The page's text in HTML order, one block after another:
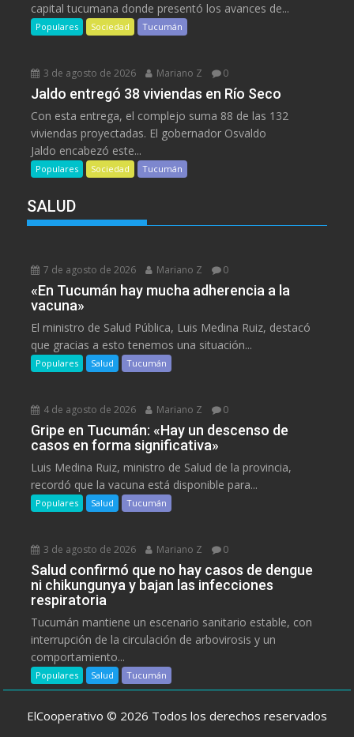
capital tucumana donde presentó los avances de...
Populares Sociedad Tucumán
3 de agosto de 2026 Mariano Z 0
Jaldo entregó 38 viviendas en Río Seco
Con esta entrega, el complejo suma 88 de las 132
viviendas proyectadas. El gobernador Osvaldo
Jaldo encabezó este...
Populares Sociedad Tucumán
SALUD
7 de agosto de 2026 Mariano Z 0
«En Tucumán hay mucha adherencia a la
vacuna»
El ministro de Salud Pública, Luis Medina Ruiz, destacó
que gracias a esto tenemos una situación...
Populares Salud Tucumán
4 de agosto de 2026 Mariano Z 0
Gripe en Tucumán: «Hay un descenso de
casos en forma significativa»
Luis Medina Ruiz, ministro de Salud de la provincia,
recordó que la vacuna está disponible para...
Populares Salud Tucumán
3 de agosto de 2026 Mariano Z 0
Salud confirmó que no hay casos de dengue
ni chikungunya y bajan las infecciones
respiratoria
Tucumán mantiene un escenario sanitario estable, con
interrupción de la circulación de arbovirosis y un
comportamiento...
Populares Salud Tucumán
ElCooperativo © 2026 Todos los derechos reservados